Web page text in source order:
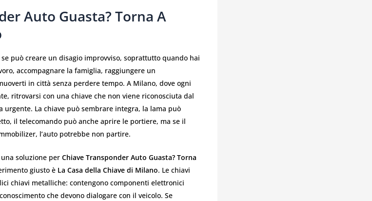
Auto Guasta? Torna A
può creare un disagio improvviso, soprattutto quando hai
accompagnare la famiglia, raggiungere un
in città senza perdere tempo. A Milano, dove ogni
ritrovarsi con una chiave che non viene riconosciuta dal
La chiave può sembrare integra, la lama può
il telecomando può anche aprire le portiere, ma se il
l’auto potrebbe non partire.
soluzione per Chiave Transponder Auto Guasta? Torna
giusto è La Casa della Chiave di Milano. Le chiavi
chiavi metalliche: contengono componenti elettronici
che devono dialogare con il veicolo. Se